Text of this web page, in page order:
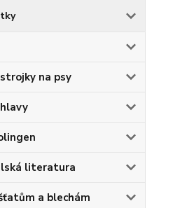
na psy
literatura
a blechám